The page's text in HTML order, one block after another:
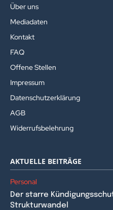
Über uns
Mediadaten
Kontakt
FAQ
Offene Stellen
Impressum
Datenschutzerklärung
AGB
Widerrufsbelehrung
AKTUELLE BEITRÄGE
Personal
Der starre
Strukturwandel